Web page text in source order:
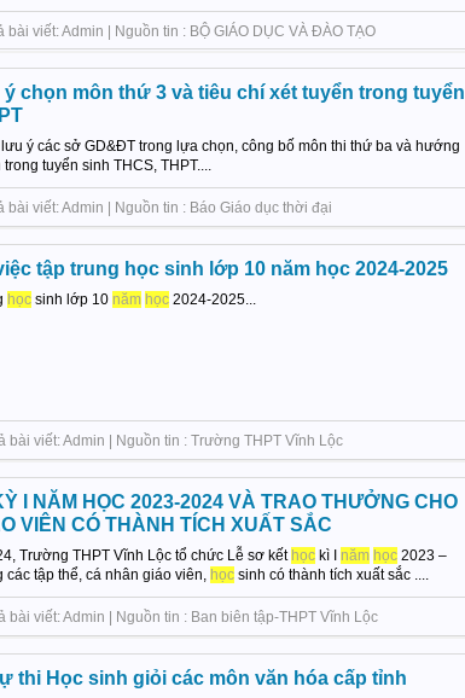
viết: Admin | Nguồn tin : BỘ GIÁO DỤC VÀ ĐÀO TẠO
chọn môn thứ 3 và tiêu chí xét tuyển trong tuyển
ý các sở GD&ĐT trong lựa chọn, công bố môn thi thứ ba và hướng
tuyển sinh THCS, THPT....
viết: Admin | Nguồn tin : Báo Giáo dục thời đại
tập trung học sinh lớp 10 năm học 2024-2025
họcsinh lớp 10 năm học2024-2025...
viết: Admin | Nguồn tin : Trường THPT Vĩnh Lộc
I NĂM HỌC 2023-2024 VÀ TRAO THƯỞNG CHO
VIÊN CÓ THÀNH TÍCH XUẤT SẮC
Trường THPT Vĩnh Lộc tổ chức Lễ sơ kết họckì I năm học2023 –
tập thể, cá nhân giáo viên, họcsinh có thành tích xuất sắc ....
viết: Admin | Nguồn tin : Ban biên tập-THPT Vĩnh Lộc
thi Học sinh giỏi các môn văn hóa cấp tỉnh